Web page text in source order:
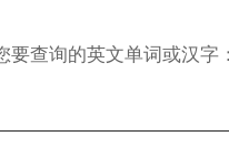
要查询的英文单词或汉字：